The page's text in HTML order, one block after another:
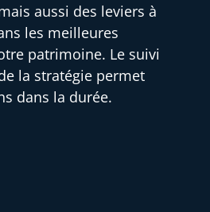
aussi des leviers à
les meilleures
patrimoine. Le suivi
la stratégie permet
dans la durée.